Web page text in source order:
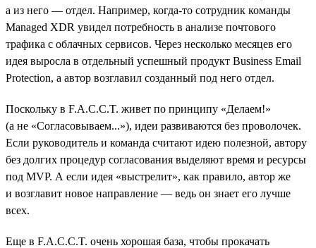
а из него — отдел. Например, когда-то сотрудник команды
Managed XDR увидел потребность в анализе почтового
трафика с облачных сервисов. Через несколько месяцев его
идея выросла в отдельный успешный продукт Business Email
Protection, а автор возглавил созданный под него отдел.
Поскольку в F.A.C.C.T. живет по принципу «Делаем!»
(а не «Согласовываем...»), идеи развиваются без проволочек.
Если руководитель и команда считают идею полезной, автору
без долгих процедур согласования выделяют время и ресурсы
под MVP. А если идея «выстрелит», как правило, автор же
и возглавит новое направление — ведь он знает его лучше
всех.
Еще в F.A.C.C.T. очень хорошая база, чтобы прокачать